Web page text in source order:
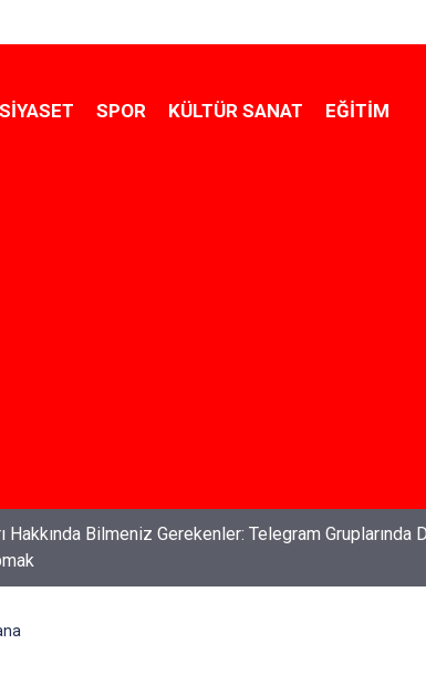
SIYASET SPOR KÜLTÜR SANAT EĞITIM
Bilmek ve Koruma Altına Almak